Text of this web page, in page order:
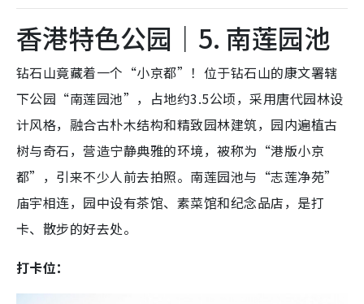
香港特色公园｜5. 南莲园池
钻石山竟藏着一个“小京都”！位于钻石山的康文署辖
下公园“南莲园池”，占地约3.5公顷，采用唐代园林设
计风格，融合古朴木结构和精致园林建筑，园内遍植古
树与奇石，营造宁静典雅的环境，被称为“港版小京
都”，引来不少人前去拍照。南莲园池与“志莲净苑”
庙宇相连，园中设有茶馆、素菜馆和纪念品店，是打
卡、散步的好去处。
打卡位：